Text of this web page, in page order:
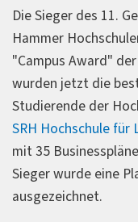
Die Sieger des 11.
Hammer
"Campus Award" der
wurden jetzt die
Studierende der
SRH Hochschule
mit 35
Sieger wurde eine
ausgezeichnet.